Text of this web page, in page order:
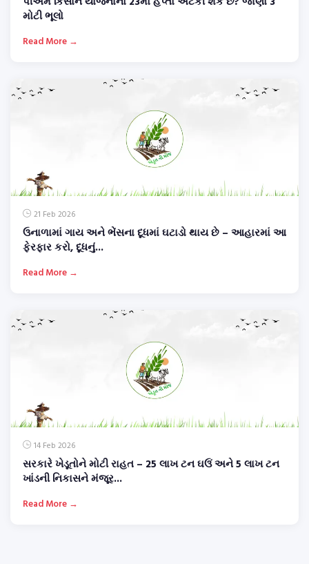
મોટી ભૂલો
Read More →
21 Feb 2026
ઉનાળામાં ગાય અને ભેંસના દૂધમાં ઘટાડો થાય છે – આહારમાં આ
ફેરફાર કરો, દૂધનું...
Read More →
14 Feb 2026
સરકારે ખેડૂતોને મોટી રાહત – 25 લાખ ટન ઘઉં અને 5 લાખ ટન
ખાંડની નિકાસને મંજૂર...
Read More →